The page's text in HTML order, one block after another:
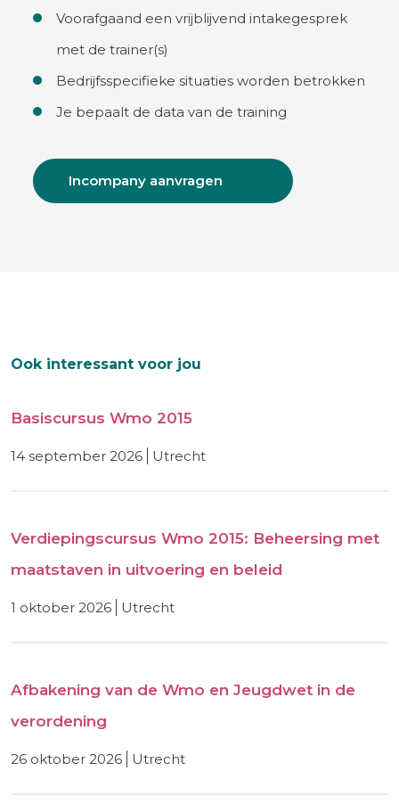
Voorafgaand een vrijblijvend intakegesprek
met de trainer(s)
Bedrijfsspecifieke situaties worden betrokken
Je bepaalt de data van de training
Incompany aanvragen
Ook interessant voor jou
Basiscursus Wmo 2015
14 september 2026 utrecht
Verdiepingscursus Wmo 2015: Beheersing met
maatstaven in uitvoering en beleid
1 oktober 2026 utrecht
Afbakening van de Wmo en Jeugdwet in de
verordening
26 oktober 2026 utrecht